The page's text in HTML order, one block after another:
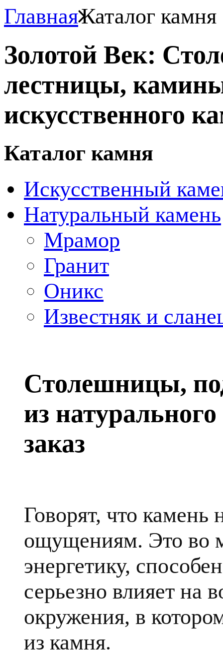
ГлавнаяКаталог камня
Золотой Век:
лестницы,
искусственного
Каталог камня
Искусственный
Натуральный камень
Мрамор
Гранит
Оникс
Известняк и
Столешницы,
из
заказ
Говорят, что
ощущениям. Это во
энергетику,
серьезно влияет на
окружения, в
из камня.